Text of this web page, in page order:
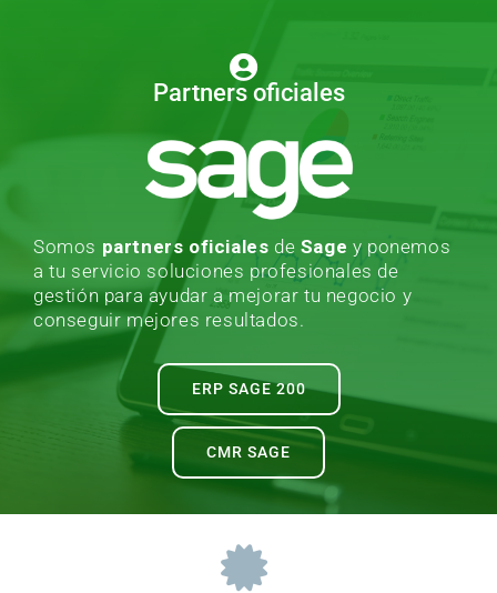
Partners oficiales
Somos partners oficiales de Sage y ponemos
a tu servicio soluciones profesionales de
gestión para ayudar a mejorar tu negocio y
conseguir mejores resultados.
ERP SAGE 200
CMR SAGE